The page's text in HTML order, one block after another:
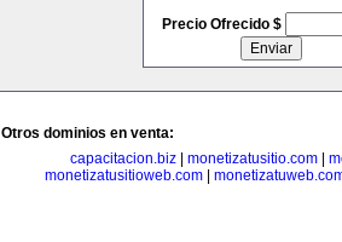
Precio Ofrecido $
Otros dominios en venta:
capacitacion.biz| monetizatusitio.com|
monetizatusitioweb.com